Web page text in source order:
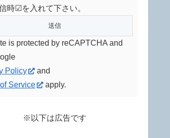
時☑を入れて下さい。
is protected by reCAPTCHA and
Policy
and
Service
apply.
※以下は広告です